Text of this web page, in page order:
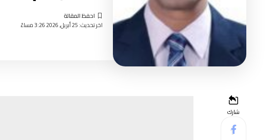
اخر تحديث: 25 أبريل, 2026 3:26 مساءً
شارك